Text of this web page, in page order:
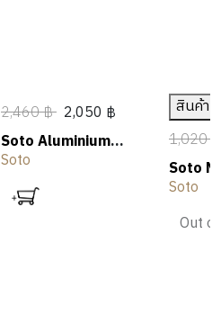
2,460 ฿ 2,050 ฿
Soto Aluminium
Griddle
Soto
สินค้า
1,020
Soto
Soto
Out